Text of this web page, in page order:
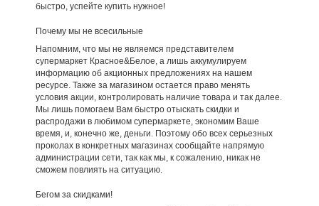
быстро, успейте купить нужное!
Почему мы не всесильные
Напомним, что мы не являемся представителем
супермаркет Красное&Белое, а лишь аккумулируем
информацию об акционных предложениях на нашем
ресурсе. Также за магазином остается право менять
условия акции, контролировать наличие товара и так далее.
Мы лишь помогаем Вам быстро отыскать скидки и
распродажи в любимом супермаркете, экономим Ваше
время, и, конечно же, деньги. Поэтому обо всех серьезных
проколах в конкретных магазинах сообщайте напрямую
администрации сети, так как мы, к сожалению, никак не
сможем повлиять на ситуацию.
Бегом за скидками!